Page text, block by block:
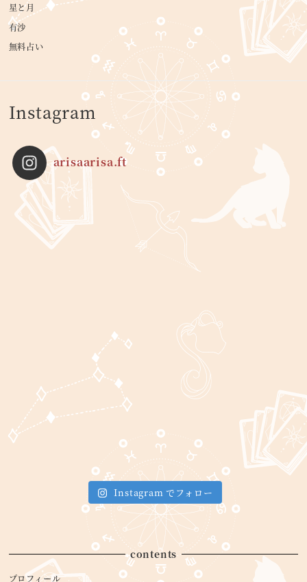
星と月
有沙
無料占い
Instagram
arisaarisa.ft
Instagram でフォロー
contents
プロフィール